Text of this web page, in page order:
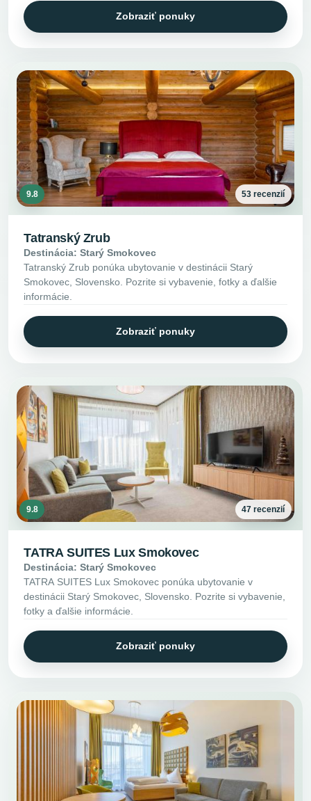
Zobraziť ponuky
9.8 53 recenzií
Tatranský Zrub
Destinácia: Starý Smokovec
Tatranský Zrub ponúka ubytovanie v destinácii Starý
Smokovec, Slovensko. Pozrite si vybavenie, fotky a ďalšie
informácie.
Zobraziť ponuky
9.8 47 recenzií
TATRA SUITES Lux Smokovec
Destinácia: Starý Smokovec
TATRA SUITES Lux Smokovec ponúka ubytovanie v
destinácii Starý Smokovec, Slovensko. Pozrite si vybavenie,
fotky a ďalšie informácie.
Zobraziť ponuky